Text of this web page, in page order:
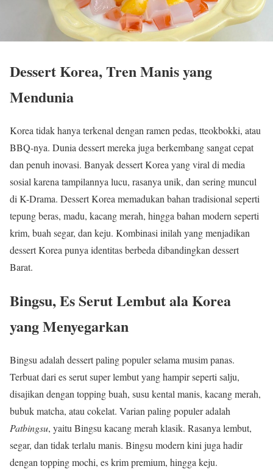
Dessert Korea, Tren Manis yang
Mendunia
Korea tidak hanya terkenal dengan ramen pedas, tteokbokki, atau
BBQ-nya. Dunia dessert mereka juga berkembang sangat cepat
dan penuh inovasi. Banyak dessert Korea yang viral di media
sosial karena tampilannya lucu, rasanya unik, dan sering muncul
di K-Drama. Dessert Korea memadukan bahan tradisional seperti
tepung beras, madu, kacang merah, hingga bahan modern seperti
krim, buah segar, dan keju. Kombinasi inilah yang menjadikan
dessert Korea punya identitas berbeda dibandingkan dessert
Barat.
Bingsu, Es Serut Lembut ala Korea
yang Menyegarkan
Bingsu adalah dessert paling populer selama musim panas.
Terbuat dari es serut super lembut yang hampir seperti salju,
disajikan dengan topping buah, susu kental manis, kacang merah,
bubuk matcha, atau cokelat. Varian paling populer adalah
Patbingsu, yaitu Bingsu kacang merah klasik. Rasanya lembut,
segar, dan tidak terlalu manis. Bingsu modern kini juga hadir
dengan topping mochi, es krim premium, hingga keju.